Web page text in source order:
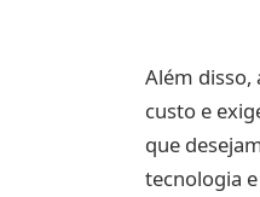
Além disso,
custo e
que
tecnologia